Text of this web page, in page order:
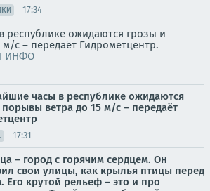
17:34
республике ожидаются грозы и
с – передаёт Гидрометцентр.
ИНФО
часы в республике ожидаются
ветра до 15 м/с – передаёт
17:31
– город с горячим сердцем. Он
свои улицы, как крылья птицы перед
Его крутой рельеф – это и про